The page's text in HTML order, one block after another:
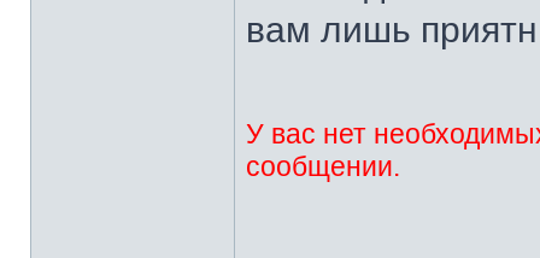
вам лишь
У вас нет
сообщении.